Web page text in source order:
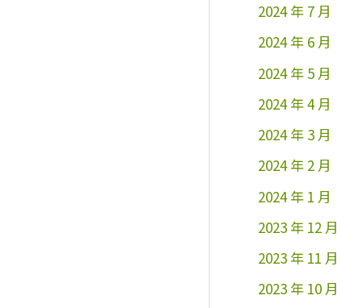
2024 年 7 月
2024 年 6 月
2024 年 5 月
2024 年 4 月
2024 年 3 月
2024 年 2 月
2024 年 1 月
2023 年 12 月
2023 年 11 月
2023 年 10 月